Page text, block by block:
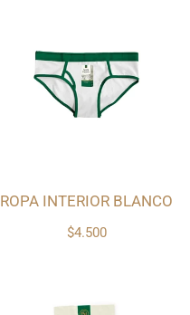
$4.500
ROPA INTERIOR BLANCO